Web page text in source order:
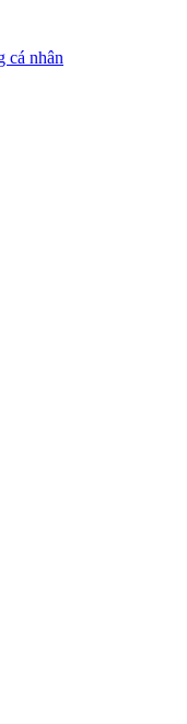
cá nhân